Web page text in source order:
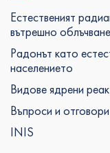
Естественият
вътрешно
Радонът като
населението
Видове ядрени
Въпроси и отговори
INIS